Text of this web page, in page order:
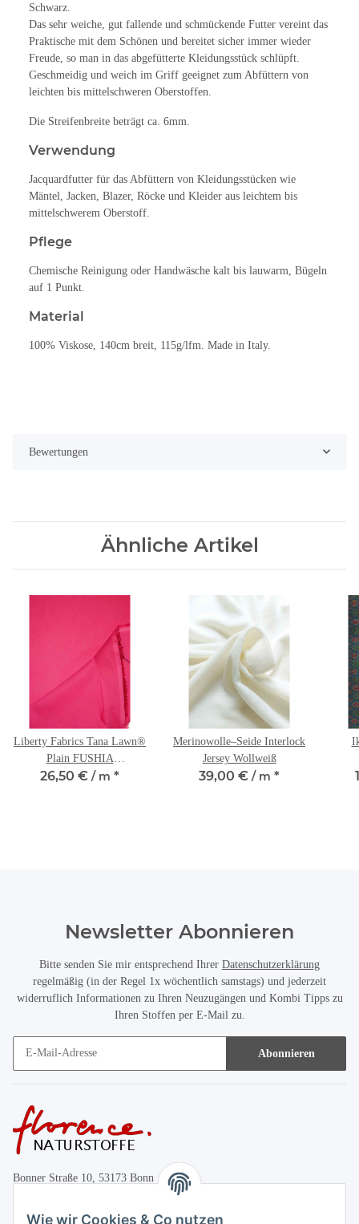
Schwarz.
Das sehr weiche, gut fallende und schmückende Futter vereint das
Praktische mit dem Schönen und bereitet sicher immer wieder
Freude, so man in das abgefütterte Kleidungsstück schlüpft.
Geschmeidig und weich im Griff geeignet zum Abfüttern von
leichten bis mittelschweren Oberstoffen.
Die Streifenbreite beträgt ca. 6mm.
Verwendung
Jacquardfutter für das Abfüttern von Kleidungsstücken wie
Mäntel, Jacken, Blazer, Röcke und Kleider aus leichtem bis
mittelschwerem Oberstoff.
Pflege
Chemische Reinigung oder Handwäsche kalt bis lauwarm, Bügeln
auf 1 Punkt.
Material
100% Viskose, 140cm breit, 115g/lfm. Made in Italy.
Bewertungen
Ähnliche Artikel
Liberty Fabrics Tana Lawn®
Plain FUSHIA
Baumwollbatist
26,50 € / m *
Merinowolle–Seide Interlock
Jersey Wollweiß
39,00 € / m *
Newsletter Abonnieren
Bitte senden Sie mir entsprechend Ihrer Datenschutzerklärung
regelmäßig (in der Regel 1x wöchentlich samstags) und jederzeit
widerruflich Informationen zu Ihren Neuzugängen und Kombi Tipps zu
Ihren Stoffen per E-Mail zu.
Abonnieren
Bonner Straße 10, 53173 Bonn
Wie wir Cookies & Co nutzen